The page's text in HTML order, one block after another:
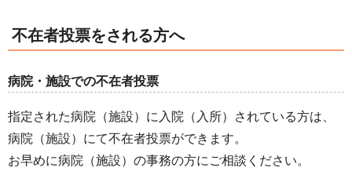
不在者投票をされる方へ
病院・施設での不在者投票
指定された病院（施設）に入院（入所）されている方は、
病院（施設）にて不在者投票ができます。
お早めに病院（施設）の事務の方にご相談ください。